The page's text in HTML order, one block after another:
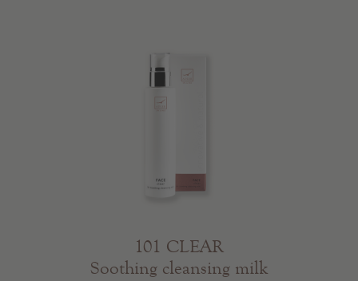
Gesundheit
Beste Qualität
Gutscheine
Service & Info
101 CLEAR
Soothing cleansing milk